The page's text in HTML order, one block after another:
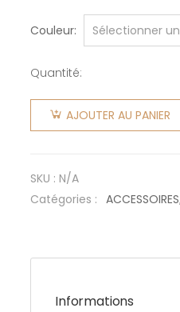
Couleur
Quantité:
quantité
de Faux
couleurs)
AJOUTER AU PANIER
SKU : N/A
Catégories : ACCESSOIRES,
Informations